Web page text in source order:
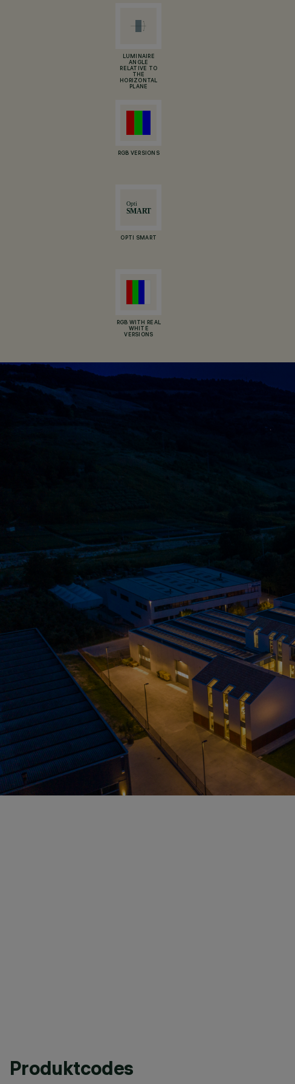
LUMINAIRE
ANGLE
RELATIVE TO
THE
HORIZONTAL
PLANE
RGB VERSIONS
OPTI SMART
RGB WITH REAL
WHITE
VERSIONS
Produktcodes